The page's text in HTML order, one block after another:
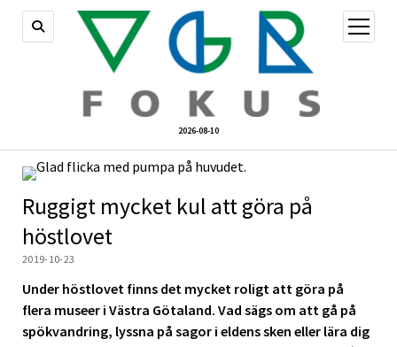
2026-08-10
öppna
meny
Ruggigt mycket kul att göra på
höstlovet
2019-10-23
Under höstlovet finns det mycket roligt att göra på
flera museer i Västra Götaland. Vad sägs om att gå på
spökvandring, lyssna på sagor i eldens sken eller lära dig